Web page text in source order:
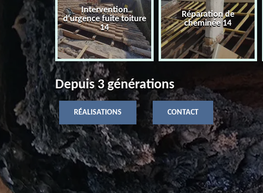
de
14
Intervention
d'urgence fuite toiture
14
Réparation de
cheminée 14
Depuis 3 générations
RÉALISATIONS CONTACT